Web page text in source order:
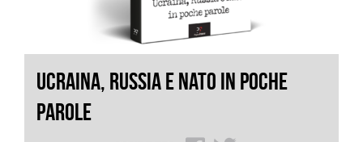
UCRAINA, RUSSIA E NATO IN POCHE
PAROLE